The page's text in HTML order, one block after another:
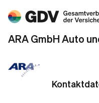
ARA GmbH Auto